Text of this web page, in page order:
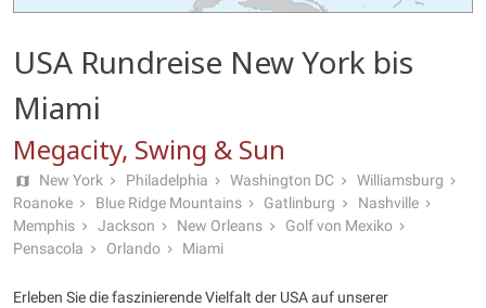
USA Rundreise New York bis
Miami
Megacity, Swing & Sun
New York Philadelphia Washington DC
Williamsburg
Roanoke
Blue Ridge Mountains Gatlinburg
Nashville
Memphis
Jackson New Orleans
Golf von Mexiko
Pensacola
Orlando Miami
Erleben Sie die faszinierende Vielfalt der USA auf unserer